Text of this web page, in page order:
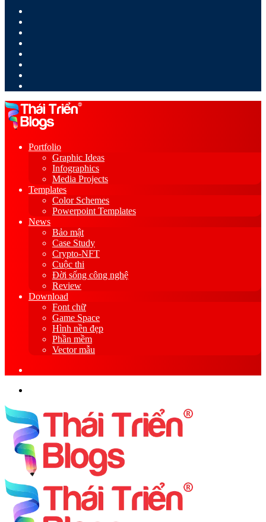
Portfolio
Graphic Ideas
Infographics
Media Projects
Templates
Color Schemes
Powerpoint Templates
News
Bảo mật
Case Study
Crypto-NFT
Cuộc thi
Đời sống công nghệ
Review
Download
Font chữ
Game Space
Hình nền đẹp
Phần mềm
Vector mẫu